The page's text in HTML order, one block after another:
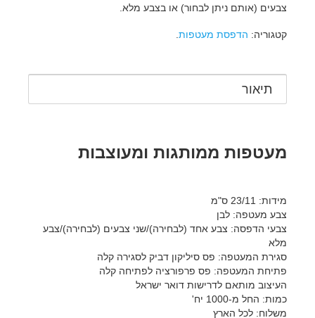
צבעים (אותם ניתן לבחור) או בצבע מלא.
קטגוריה: הדפסת מעטפות
תיאור
מעטפות ממותגות ומעוצבות
מידות: 23/11 ס"מ
צבע מעטפה: לבן
צבעי הדפסה: צבע אחד (לבחירה)/שני צבעים (לבחירה)/צבע
מלא
סגירת המעטפה: פס סיליקון דביק לסגירה קלה
פתיחת המעטפה: פס פרפורציה לפתיחה קלה
העיצוב מותאם לדרישות דואר ישראל
כמות: החל מ-1000 יח'
משלוח: לכל הארץ